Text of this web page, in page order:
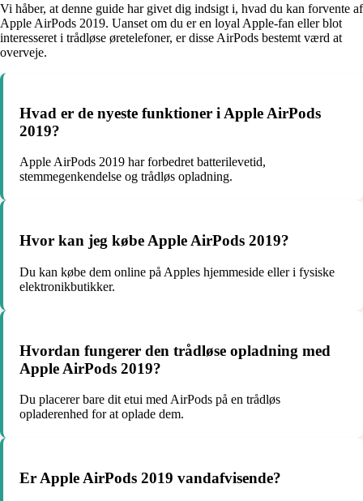
Vi håber, at denne guide har givet dig indsigt i, hvad du kan forvente af
Apple AirPods 2019. Uanset om du er en loyal Apple-fan eller blot
interesseret i trådløse øretelefoner, er disse AirPods bestemt værd at
overveje.
Hvad er de nyeste funktioner i Apple AirPods
2019?
Apple AirPods 2019 har forbedret batterilevetid,
stemmegenkendelse og trådløs opladning.
Hvor kan jeg købe Apple AirPods 2019?
Du kan købe dem online på Apples hjemmeside eller i fysiske
elektronikbutikker.
Hvordan fungerer den trådløse opladning med
Apple AirPods 2019?
Du placerer bare dit etui med AirPods på en trådløs
opladerenhed for at oplade dem.
Er Apple AirPods 2019 vandafvisende?